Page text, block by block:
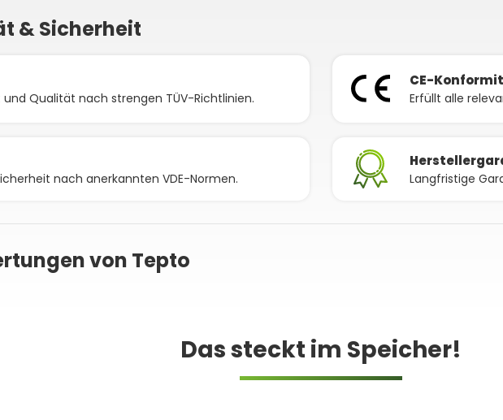
& Sicherheit
Qualität nach strengen TÜV-Richtlinien.
CE-
Erfüllt alle
nach anerkannten VDE-Normen. Langfristige
von Tepto
Das steckt im Speicher!